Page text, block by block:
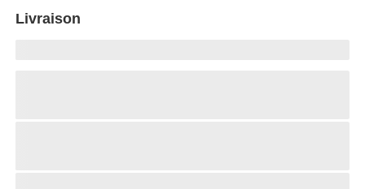
Livraison